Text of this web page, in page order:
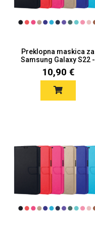
Preklopna maskica za
Samsung Galaxy S22 -
Više...
10,90 €